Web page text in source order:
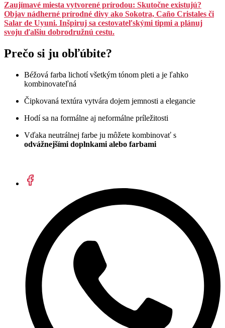
Zaujímavé miesta vytvorené prírodou: Skutočne existujú?
Objav nádherné prírodné divy ako Sokotra, Caño Cristales či
Salar de Uyuni. Inšpiruj sa cestovateľskými tipmi a plánuj
svoju ďalšiu dobrodružnú cestu.
Prečo si ju obľúbite?
Béžová farba lichotí všetkým tónom pleti a je ľahko
kombinovateľná
Čipkovaná textúra vytvára dojem jemnosti a elegancie
Hodí sa na formálne aj neformálne príležitosti
Vďaka neutrálnej farbe ju môžete kombinovať s
odvážnejšími doplnkami alebo farbami